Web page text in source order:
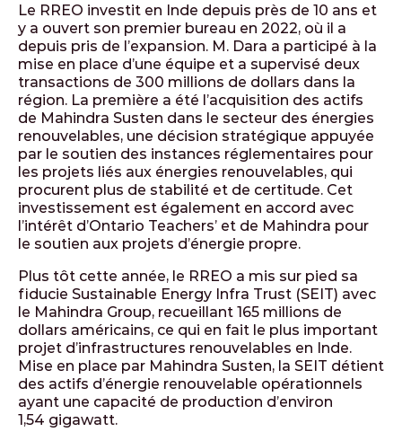
Le RREO investit en Inde depuis près de 10 ans et
y a ouvert son premier bureau en 2022, où il a
depuis pris de l’expansion. M. Dara a participé à la
mise en place d’une équipe et a supervisé deux
transactions de 300 millions de dollars dans la
région. La première a été l’acquisition des actifs
de Mahindra Susten dans le secteur des énergies
renouvelables, une décision stratégique appuyée
par le soutien des instances réglementaires pour
les projets liés aux énergies renouvelables, qui
procurent plus de stabilité et de certitude. Cet
investissement est également en accord avec
l’intérêt d’Ontario Teachers’ et de Mahindra pour
le soutien aux projets d’énergie propre.
Plus tôt cette année, le RREO a mis sur pied sa
fiducie Sustainable Energy Infra Trust (SEIT) avec
le Mahindra Group, recueillant 165 millions de
dollars américains, ce qui en fait le plus important
projet d’infrastructures renouvelables en Inde.
Mise en place par Mahindra Susten, la SEIT détient
des actifs d’énergie renouvelable opérationnels
ayant une capacité de production d’environ
1,54 gigawatt.